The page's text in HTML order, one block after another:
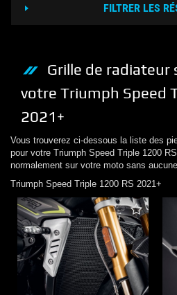
FILTRER LES
Grille de radiateur
votre Triumph Speed
2021+
Vous trouverez ci-dessous la liste des
pour votre Triumph Speed Triple 1200
normalement sur votre moto sans
Triumph Speed Triple 1200 RS 2021+